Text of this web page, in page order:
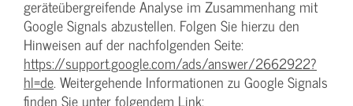
geräteübergreifende Analyse im Zusammenhang mit
Google Signals abzustellen. Folgen Sie hierzu den
Hinweisen auf der nachfolgenden Seite:
https://support.google.com/ads/answer/2662922?
hl=de. Weitergehende Informationen zu Google Signals
finden Sie unter folgendem Link: